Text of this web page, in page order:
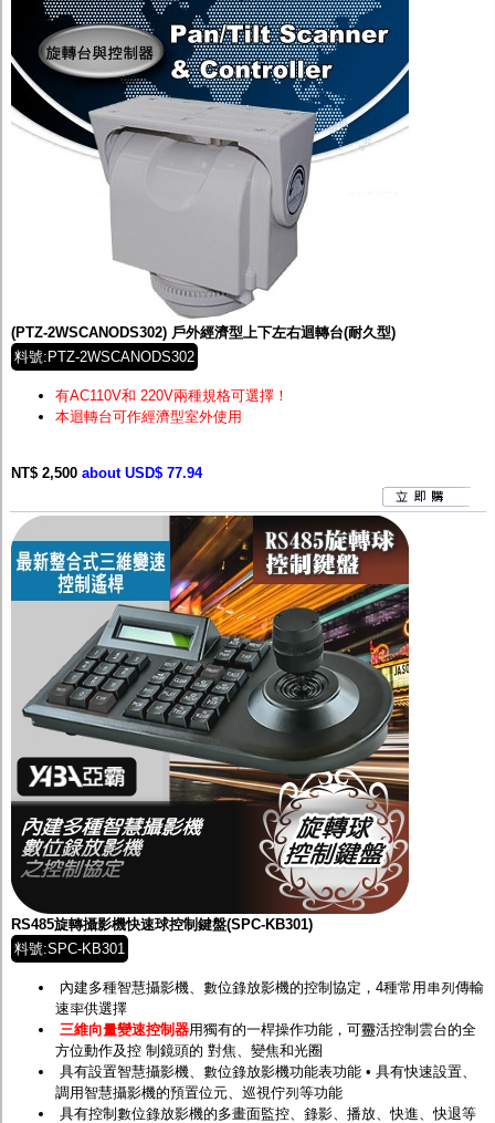
(PTZ-2WSCANODS302) 戶外經濟型上下左右迴轉台(耐久型)
料號:PTZ-2WSCANODS302
有AC110V和 220V兩種規格可選擇！
本迴轉台可作經濟型室外使用
NT$ 2,500 about USD$ 77.94
RS485旋轉攝影機快速球控制鍵盤(SPC-KB301)
料號:SPC-KB301
內建多種智慧攝影機、數位錄放影機的控制協定，4種常用串列傳輸
速率供選擇
三維向量變速控制器用獨有的一桿操作功能，可靈活控制雲台的全
方位動作及控 制鏡頭的 對焦、變焦和光圈
具有設置智慧攝影機、數位錄放影機功能表功能 • 具有快速設置、
調用智慧攝影機的預置位元、巡視佇列等功能
具有控制數位錄放影機的多畫面監控、錄影、播放、快進、快退等